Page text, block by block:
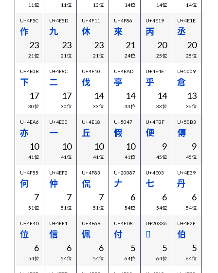
11位 11位 13位 14位 14位 14位
U+4F5C
作
23
21位
U+4E5D
九
23
21位
U+4F11
休
23
21位
U+4F86
來
21
24位
U+4E19
丙
20
25位
U+4E1E
丞
20
25位
U+4E0B
下
17
30位
U+4E8C
二
17
30位
U+4F10
伐
14
33位
U+4EAD
亭
14
33位
U+4E4E
乎
14
33位
U+5009
倉
13
36位
U+4EA6
亦
10
41位
U+4E00
一
10
41位
U+4E18
丘
10
41位
U+5047
假
10
41位
U+4FBF
便
9
45位
U+50B3
傳
9
45位
U+4F55
何
7
51位
U+4EF2
仲
7
51位
U+4F83
侃
7
51位
U+20087
𠂇
6
54位
U+4E03
七
6
54位
U+4E39
丹
6
54位
U+4F4D
位
6
54位
U+4FE1
信
6
54位
U+4F69
佩
6
54位
U+4ED8
付
5
64位
U+20336
𠌶
5
64位
U+4F2F
伯
5
64位